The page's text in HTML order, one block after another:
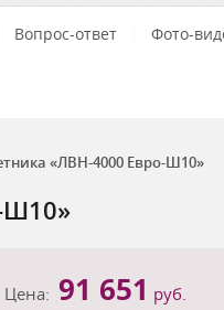
Вопрос-ответ Фото-
«ЛВН-4000 Евро-Ш10»
Ш10»
Цена: 91 651 руб.